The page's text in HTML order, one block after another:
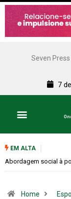
Seven Press
7
EM ALTA
Cemitérios terão
Home